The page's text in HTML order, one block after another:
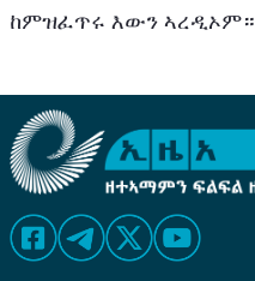
ከምዝፈጥሩ እውን ኣረዲኦም።